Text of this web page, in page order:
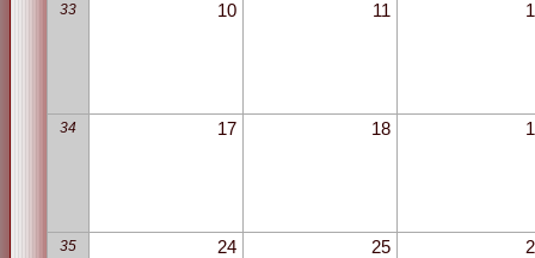
33 10 11
34 17 18
35 24 25